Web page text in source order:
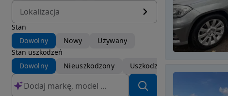
Lokalizacja
Stan
Dowolny
Nowy
Używany
Stan uszkodzeń
Dowolny
Nieuszkodzony Uszkodzony